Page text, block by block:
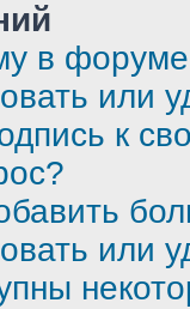
в
или
к
или